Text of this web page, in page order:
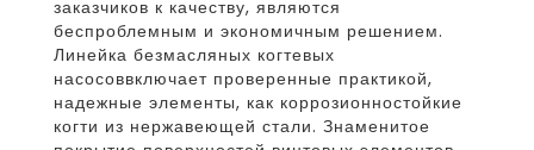
заказчиков к качеству, являются
беспроблемным и экономичным решением.
Линейка безмасляных когтевых
насосоввключает проверенные практикой,
надежные элементы, как коррозионностойкие
когти из нержавеющей стали. Знаменитое